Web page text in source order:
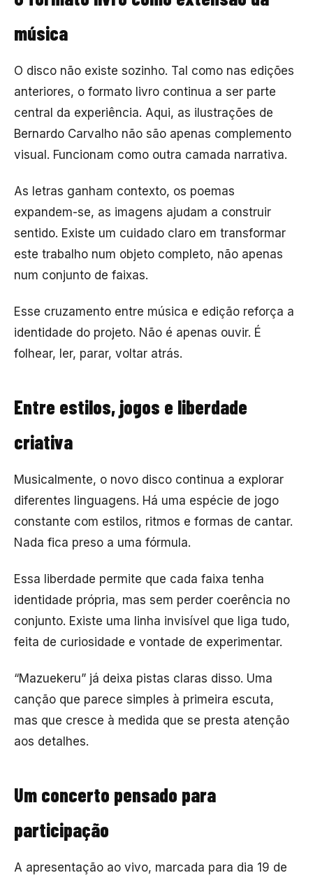
música
O disco não existe sozinho. Tal como nas edições
anteriores, o formato livro continua a ser parte
central da experiência. Aqui, as ilustrações de
Bernardo Carvalho não são apenas complemento
visual. Funcionam como outra camada narrativa.
As letras ganham contexto, os poemas
expandem-se, as imagens ajudam a construir
sentido. Existe um cuidado claro em transformar
este trabalho num objeto completo, não apenas
num conjunto de faixas.
Esse cruzamento entre música e edição reforça a
identidade do projeto. Não é apenas ouvir. É
folhear, ler, parar, voltar atrás.
Entre estilos, jogos e liberdade
criativa
Musicalmente, o novo disco continua a explorar
diferentes linguagens. Há uma espécie de jogo
constante com estilos, ritmos e formas de cantar.
Nada fica preso a uma fórmula.
Essa liberdade permite que cada faixa tenha
identidade própria, mas sem perder coerência no
conjunto. Existe uma linha invisível que liga tudo,
feita de curiosidade e vontade de experimentar.
“Mazuekeru” já deixa pistas claras disso. Uma
canção que parece simples à primeira escuta,
mas que cresce à medida que se presta atenção
aos detalhes.
Um concerto pensado para
participação
A apresentação ao vivo, marcada para dia 19 de